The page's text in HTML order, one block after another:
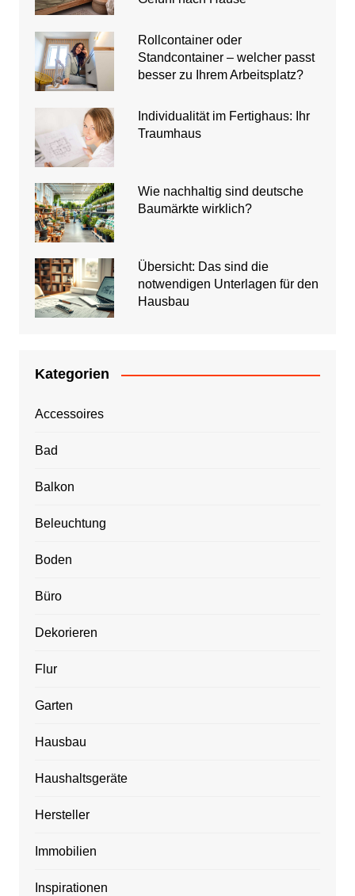
Rollcontainer oder
Standcontainer – welcher passt
besser zu Ihrem Arbeitsplatz?
Individualität im Fertighaus: Ihr
Traumhaus
Wie nachhaltig sind deutsche
Baumärkte wirklich?
Übersicht: Das sind die
notwendigen Unterlagen für den
Hausbau
Kategorien
Accessoires
Bad
Balkon
Beleuchtung
Boden
Büro
Dekorieren
Flur
Garten
Hausbau
Haushaltsgeräte
Hersteller
Immobilien
Inspirationen